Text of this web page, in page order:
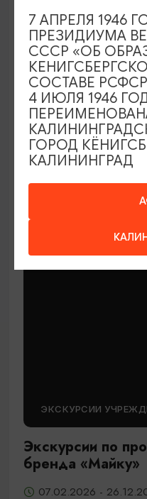
МАСТЕР-КЛАССЫ
Мастер-классы
Бодяковой
Калининград, ул.
ЭКСКУРСИИ
Экскурсии по
бренда «Майку»
07.02.2026 -
7 АПРЕЛЯ 1946
ПРЕЗИДИУМА
СССР «ОБ
СОСТАВЕ
4 ИЮЛЯ 1946
ГОРОД
КАЛИНИНГРАД